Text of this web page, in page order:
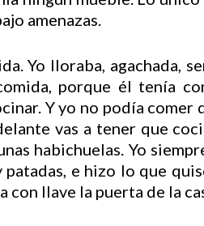
amenazas.
Yo lloraba, agachada,
porque él tenía
Y yo no podía comer
vas a tener que
habichuelas. Yo
e hizo lo que
con llave la puerta de la